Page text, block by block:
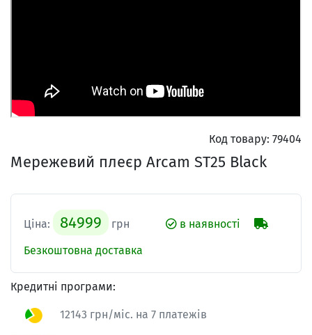
Код товару: 79404
Мережевий плеєр Arcam ST25 Black
Ціна: 84999 грн
в наявності
Безкоштовна доставка
Кредитні програми:
12143 грн/міс. на 7 платежів